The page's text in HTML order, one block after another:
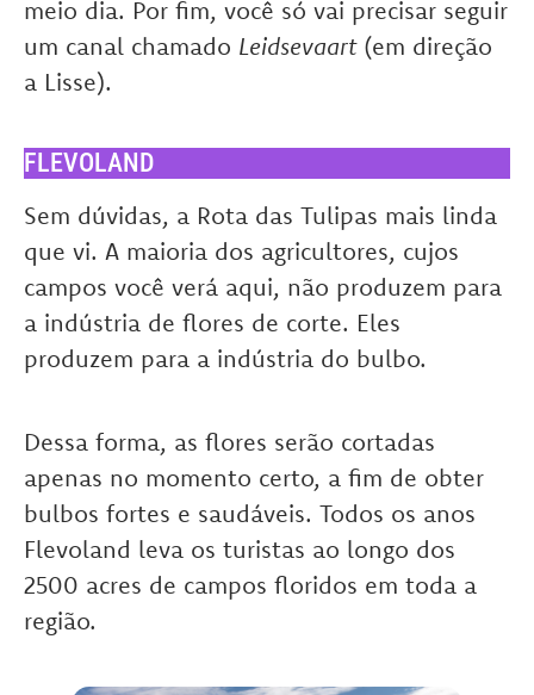
meio dia. Por fim, você só vai precisar seguir
um canal chamado Leidsevaart(em direção
a Lisse).
FLEVOLAND
Sem dúvidas, a Rota das Tulipas mais linda
que vi. A maioria dos agricultores, cujos
campos você verá aqui, não produzem para
a indústria de flores de corte. Eles
produzem para a indústria do bulbo.
Dessa forma, as flores serão cortadas
apenas no momento certo, a fim de obter
bulbos fortes e saudáveis. Todos os anos
Flevoland leva os turistas ao longo dos
2500 acres de campos floridos em toda a
região.